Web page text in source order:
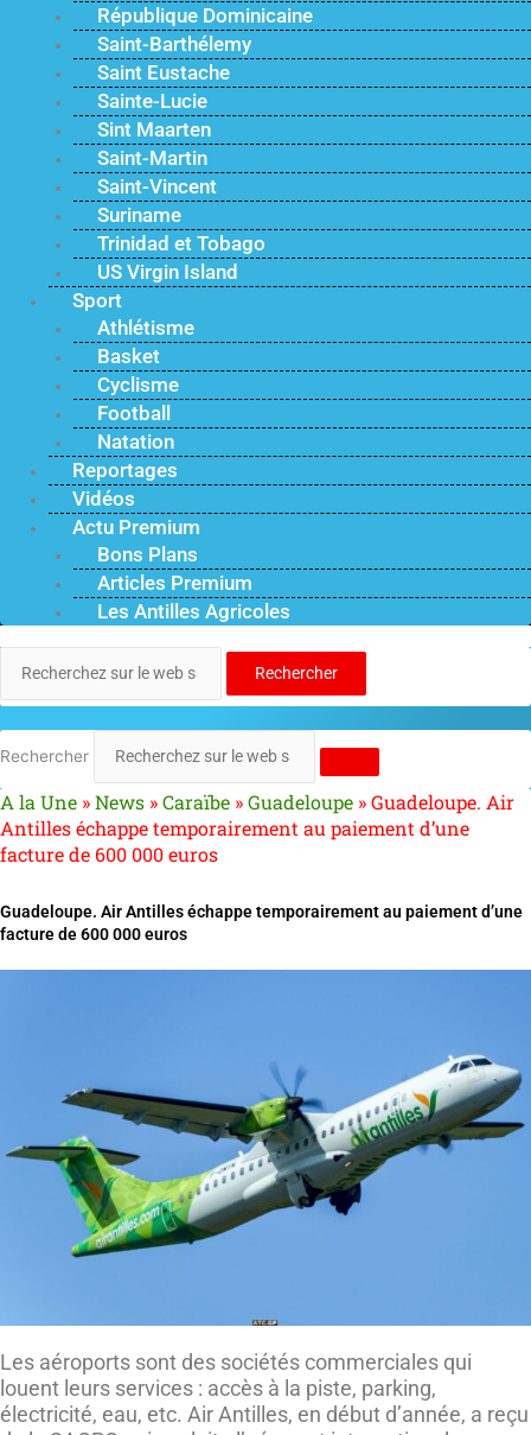
République Dominicaine
Saint-Barthélemy
Saint Eustache
Sainte-Lucie
Sint Maarten
Saint-Martin
Saint-Vincent
Suriname
Trinidad et Tobago
US Virgin Island
Sport
Athlétisme
Basket
Cyclisme
Football
Natation
Reportages
Vidéos
Actu Premium
Bons Plans
Articles Premium
Les Antilles Agricoles
Rechercher
Rechercher
A la Une »News »Caraïbe »Guadeloupe »Guadeloupe. Air
Antilles échappe temporairement au paiement d’une
facture de 600 000 euros
Guadeloupe. Air Antilles échappe temporairement au paiement d’une
facture de 600 000 euros
Les aéroports sont des sociétés commerciales qui
louent leurs services : accès à la piste, parking,
électricité, eau, etc. Air Antilles, en début d’année, a reçu